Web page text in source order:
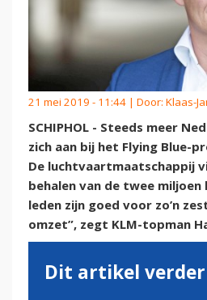
21 mei 2019 - 11:44 | Door: Klaas-
SCHIPHOL - Steeds meer
zich aan bij het Flying Blue-
De luchtvaartmaatschappij
behalen van de twee miljoen
leden zijn goed voor zo’n
omzet”, zegt KLM-topman
Dit artikel verder